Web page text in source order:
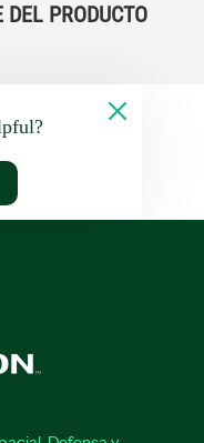
DEL PRODUCTO